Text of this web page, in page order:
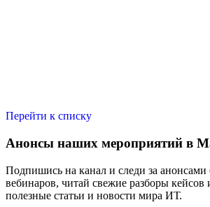
Перейти к списку
Анонсы наших мероприятий в
Подпишись на канал и следи за
вебинаров, читай свежие разборы кейсов
полезные статьи и новости мира ИТ.